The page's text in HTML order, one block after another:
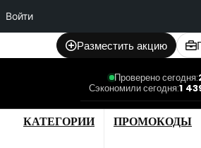
Войти
Разместить акцию
Проверено сегодня:
Сэкономили сегодня:1
КАТЕГОРИИ ПРОМОКОДЫ